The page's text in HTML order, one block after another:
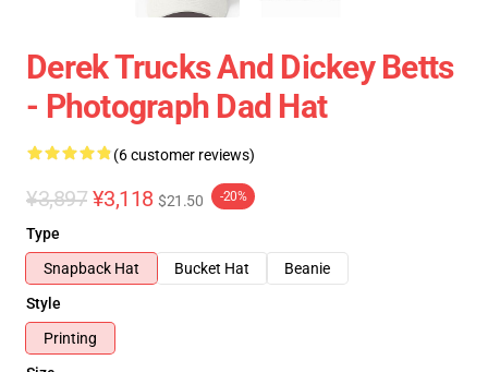
Derek Trucks And Dickey Betts
- Photograph Dad Hat
(6 customer reviews)
¥3,897 ¥3,118 $21.50 -20%
Type
Snapback Hat
Bucket Hat
Beanie
Style
Printing